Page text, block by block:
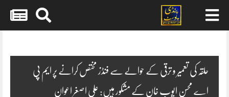
حلقہ کی تعمیر و ترقی کے حوالے سے فنڈز مختص کرانے پر ایم پی
اے محسن ایوب خان کے مشکور ہیں: علی اصغر اعوان